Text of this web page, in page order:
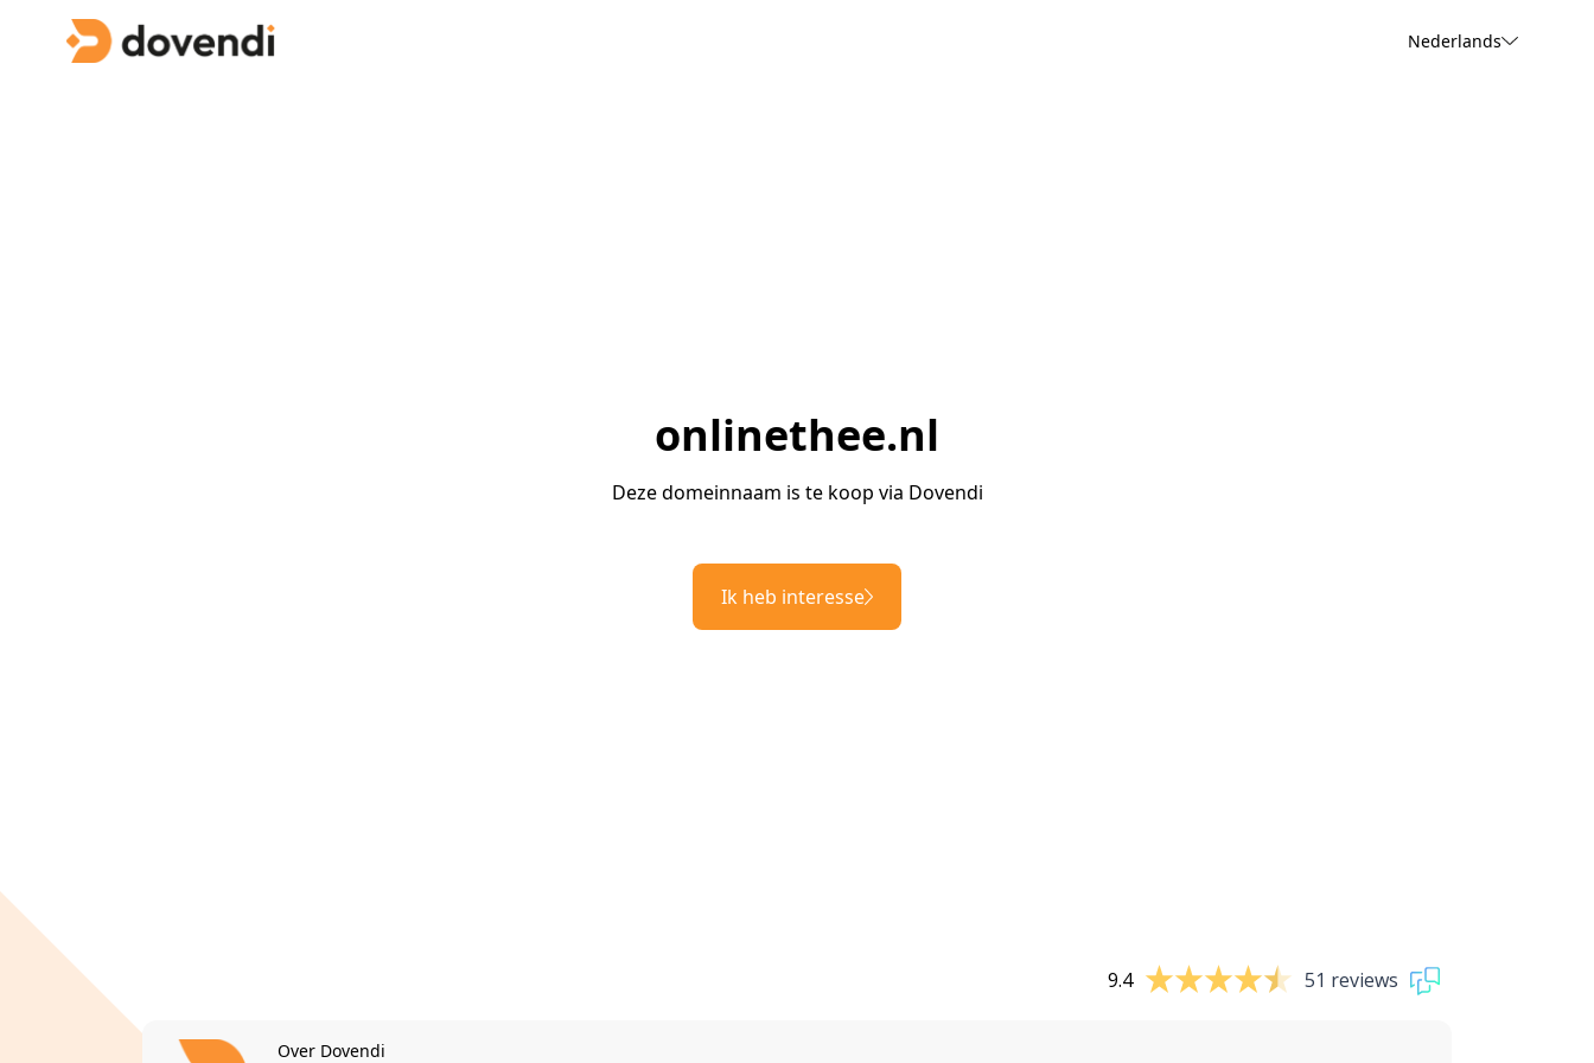
Nederlands
onlinethee.nl
Deze domeinnaam is te koop via Dovendi
Ik heb interesse
9.4 51 reviews
Over Dovendi